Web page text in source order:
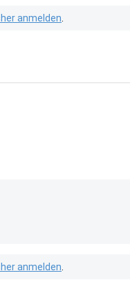
anmelden
anmelden